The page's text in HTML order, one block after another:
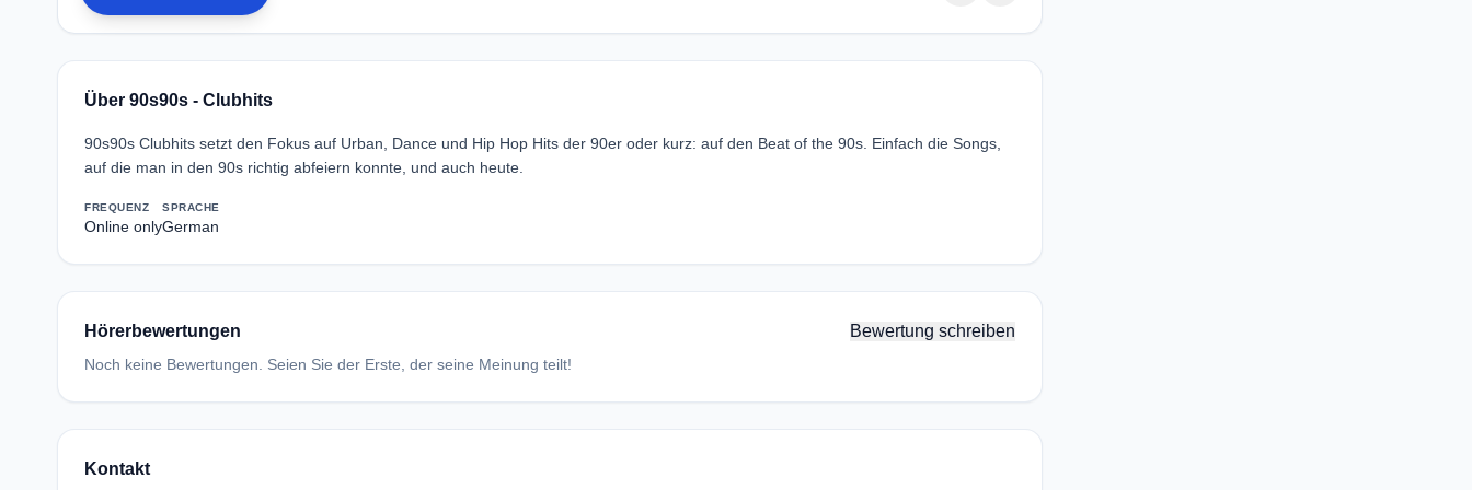
Über 90s90s - Clubhits
90s90s Clubhits setzt den Fokus auf Urban, Dance und Hip Hop Hits der 90er oder kurz: auf den Beat of the 90s. Einfach die Songs,
auf die man in den 90s richtig abfeiern konnte, und auch heute.
FREQUENZ
Online only
SPRACHE
German
Hörerbewertungen Bewertung schreiben
Noch keine Bewertungen. Seien Sie der Erste, der seine Meinung teilt!
Kontakt